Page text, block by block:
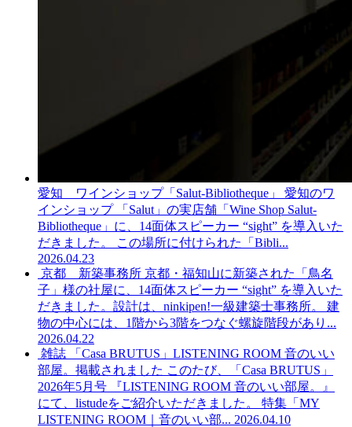
愛知 ワインショップ「Salut-Bibliotheque」
愛知のワ
インショップ 「Salut」の実店舗「Wine Shop Salut-
Bibliotheque」に、14面体スピーカー “sight” を導入いた
だきました。 この場所に付けられた「Bibli...
2026.04.23
京都 新築事務所 京都・福知山に新築された「鳥名
子」様の社屋に、14面体スピーカー “sight” を導入いた
だきました。設計は、ninkipen!一級建築士事務所。 建
物の中心には、1階から3階をつなぐ螺旋階段があり...
2026.04.22
雑誌 「Casa BRUTUS」LISTENING ROOM 音のいい
部屋。掲載されました このたび、「Casa BRUTUS」
2026年5月号 『LISTENING ROOM 音のいい部屋。』
にて、listudeをご紹介いただきました。 特集「MY
LISTENING ROOM｜音のいい部... 2026.04.10